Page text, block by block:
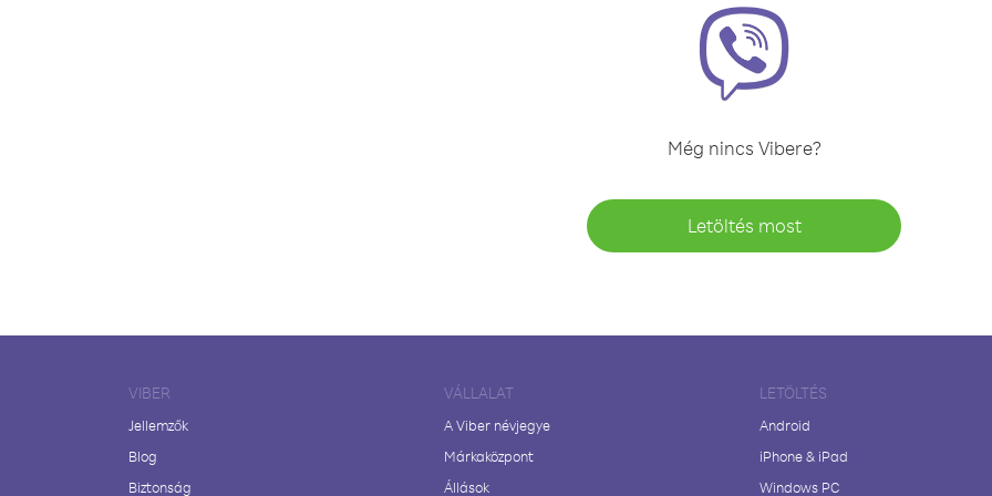
Még nincs Vibere?
Letöltés most
VIBER
Jellemzők
Blog
Biztonság
VÁLLALAT
A Viber névjegye
Márkaközpont
Állások
LETÖLTÉS
Android
iPhone & iPad
Windows PC